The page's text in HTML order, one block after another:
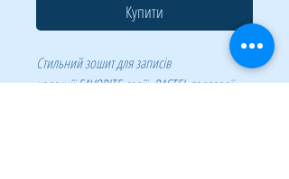
Купити
Стильний зошит для записів
колекції FAVORITE серії PASTEL торгової